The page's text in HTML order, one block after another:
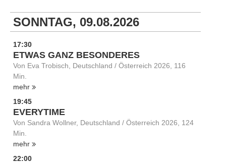
SONNTAG, 09.08.2026
17:30
ETWAS GANZ BESONDERES
Von Eva Trobisch, Deutschland / Österreich 2026, 116
Min.
mehr
19:45
EVERYTIME
Von Sandra Wollner, Deutschland / Österreich 2026, 124
Min.
mehr
22:00